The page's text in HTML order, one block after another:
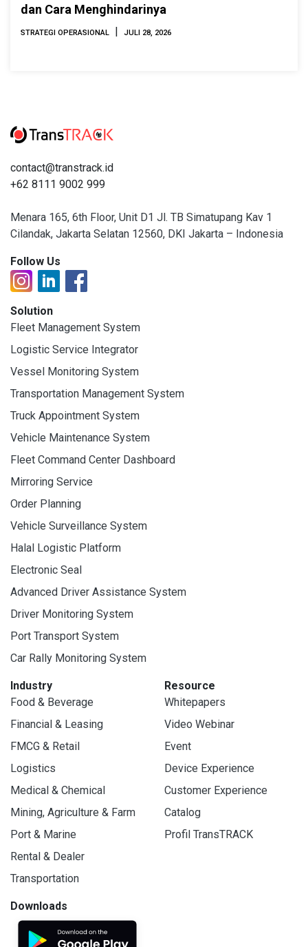
dan Cara Menghindarinya
STRATEGI OPERASIONAL | JULI 28, 2026
contact@transtrack.id
+62 8111 9002 999
Menara 165, 6th Floor, Unit D1 Jl. TB Simatupang Kav 1
Cilandak, Jakarta Selatan 12560, DKI Jakarta – Indonesia
Follow Us
Solution
Fleet Management System
Logistic Service Integrator
Vessel Monitoring System
Transportation Management System
Truck Appointment System
Vehicle Maintenance System
Fleet Command Center Dashboard
Mirroring Service
Order Planning
Vehicle Surveillance System
Halal Logistic Platform
Electronic Seal
Advanced Driver Assistance System
Driver Monitoring System
Port Transport System
Car Rally Monitoring System
Industry
Food & Beverage
Financial & Leasing
FMCG & Retail
Logistics
Medical & Chemical
Mining, Agriculture & Farm
Port & Marine
Rental & Dealer
Transportation
Resource
Whitepapers
Video Webinar
Event
Device Experience
Customer Experience
Catalog
Profil TransTRACK
Downloads